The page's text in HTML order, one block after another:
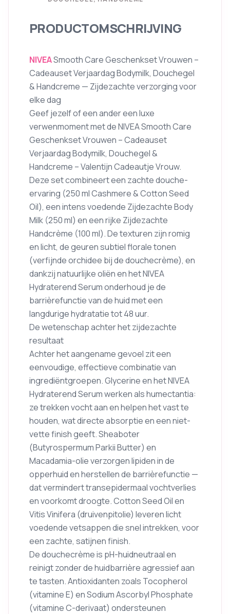
PRODUCTOMSCHRIJVING
NIVEASmooth Care Geschenkset Vrouwen –
Cadeauset Verjaardag Bodymilk, Douchegel
& Handcreme — Zijdezachte verzorging voor
elke dag
Geef jezelf of een ander een luxe
verwenmoment met de NIVEA Smooth Care
Geschenkset Vrouwen – Cadeauset
Verjaardag Bodymilk, Douchegel &
Handcreme – Valentijn Cadeautje Vrouw.
Deze set combineert een zachte douche-
ervaring (250 ml Cashmere & Cotton Seed
Oil), een intens voedende Zijdezachte Body
Milk (250 ml) en een rijke Zijdezachte
Handcrème (100 ml). De texturen zijn romig
en licht, de geuren subtiel florale tonen
(verfijnde orchidee bij de douchecrème), en
dankzij natuurlijke oliën en het NIVEA
Hydraterend Serum onderhoud je de
barrièrefunctie van de huid met een
langdurige hydratatie tot 48 uur.
De wetenschap achter het zijdezachte
resultaat
Achter het aangename gevoel zit een
eenvoudige, effectieve combinatie van
ingrediëntgroepen. Glycerine en het NIVEA
Hydraterend Serum werken als humectantia:
ze trekken vocht aan en helpen het vast te
houden, wat directe absorptie en een niet-
vette finish geeft. Sheaboter
(Butyrospermum Parkii Butter) en
Macadamia-olie verzorgen lipiden in de
opperhuid en herstellen de barrièrefunctie —
dat vermindert transepidermaal vochtverlies
en voorkomt droogte. Cotton Seed Oil en
Vitis Vinifera (druivenpitolie) leveren licht
voedende vetsappen die snel intrekken, voor
een zachte, satijnen finish.
De douchecrème is pH-huidneutraal en
reinigt zonder de huidbarrière agressief aan
te tasten. Antioxidanten zoals Tocopherol
(vitamine E) en Sodium Ascorbyl Phosphate
(vitamine C-derivaat) ondersteunen